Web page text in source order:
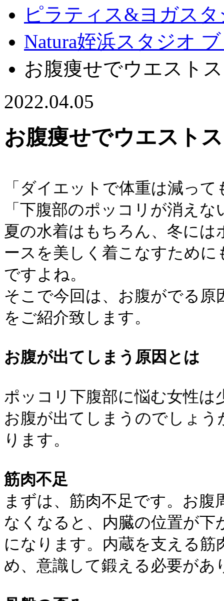
ピラティス&ヨガスタ
Natura姪浜スタジオ
お腹痩せでウエスト
2022.04.05
お腹痩せでウエスト
「ダイエットで体重は減っ
「下腹部のポッコリが消え
夏の水着はもちろん、冬に
ースを美しく着こなすため
ですよね。
そこで今回は、お腹がでる
をご紹介致します。
お腹が出てしまう原因とは
ポッコリ下腹部に悩む女性
お腹が出てしまうのでしょ
ります。
筋肉不足
まずは、筋肉不足です。お
なくなると、内臓の位置が
になります。内蔵を支える
め、意識して鍛える必要があ